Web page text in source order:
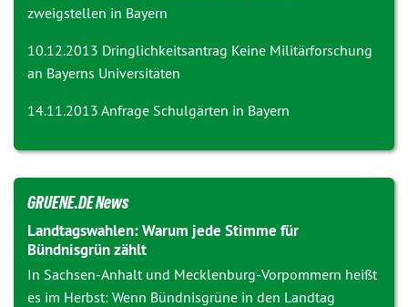
zweigstellen in Bayern
10.12.2013 Dringlichkeitsantrag Keine Militärforschung
an Bayerns Universitäten
14.11.2013 Anfrage Schulgärten in Bayern
GRUENE.DE News
Landtagswahlen: Warum jede Stimme für
Bündnisgrün zählt
In Sachsen-Anhalt und Mecklenburg-Vorpommern heißt
es im Herbst: Wenn Bündnisgrüne in den Landtag